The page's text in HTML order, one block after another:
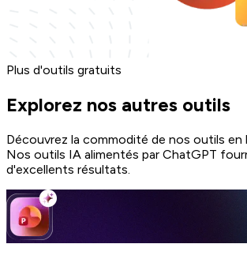
Plus d'outils gratuits
Explorez nos autres outils
Découvrez la commodité de nos outils en
Nos outils IA alimentés par ChatGPT
d'excellents résultats.